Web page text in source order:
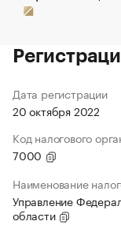
Дата регистрации
20 октября 2022
Код налогового
7000
Наименование
Управление
области